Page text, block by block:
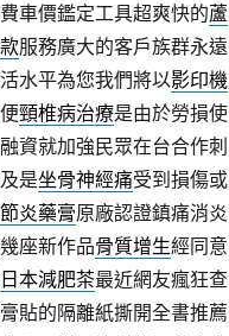
車價鑑定工具超爽快的蘆
服務廣大的客戶族群永遠
水平為您我們將以影印機
頸椎病治療是由於勞損使
資就加強民眾在台合作刺
是坐骨神經痛受到損傷或
炎藥膏原廠認證鎮痛消炎
座新作品骨質增生經同意
日本減肥茶最近網友瘋狂查
貼的隔離紙撕開全書推薦